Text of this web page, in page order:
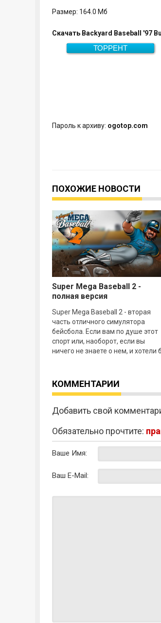
Размер: 164.0 Мб
Скачать Backyard Baseball '97
ТОРРЕНТ
164.0 Мб
Скачать
Пароль к архиву: ogotop.com
ПОХОЖИЕ НОВОСТИ
Super Mega Baseball 2 -
полная версия
Super Mega Baseball 2 - вторая
часть отличного симулятора
бейсбола. Если вам по душе этот
спорт или, наоборот, если вы
ничего не знаете о нем, и хотели
КОММЕНТАРИИ
Добавить свой
Обязательно прочтите:
Ваше Имя:
Ваш E-Mail: